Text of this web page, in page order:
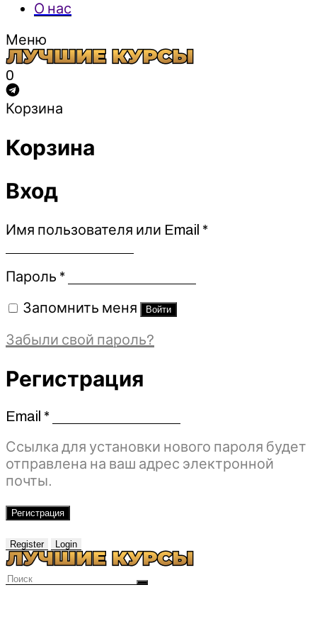
О нас
Меню
0
Корзина
Корзина
Вход
Имя пользователя или Email *Обязательно
Пароль *Обязательно
Запомнить меня Войти
Забыли свой пароль?
Регистрация
Email *Обязательно
Ссылка для установки нового пароля будет
отправлена ​​на ваш адрес электронной
почты.
Регистрация
Register Login